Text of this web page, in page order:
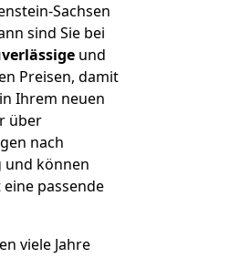
Sachsen
sind Sie bei
und
Preisen, damit
Ihrem neuen
über
nach
und können
passende
viele Jahre